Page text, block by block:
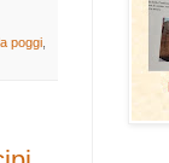
poggi